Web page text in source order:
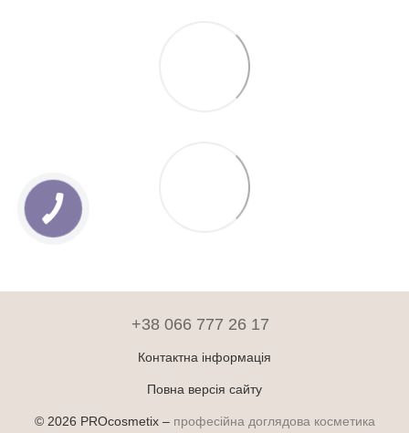
+38 066 777 26 17
Контактна інформація
Повна версія сайту
© 2026 PROcosmetix – професійна доглядова косметика